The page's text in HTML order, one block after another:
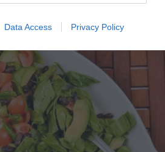
Data Access Privacy Policy